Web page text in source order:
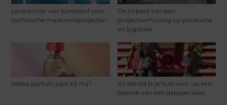
Leverancier van kunststof voor
technische maatwerkprojecten
De impact van een
projectverhuizing op productie
en logistiek
Welke parfum past bij mij?
Zó bereid je je huis voor op een
bezoek van een dakspecialist